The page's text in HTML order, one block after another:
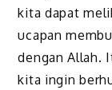
kita dapat
ucapan
dengan Allah.
kita ingin